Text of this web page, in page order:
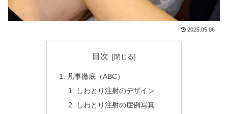
2025.05.06
目次
凡事徹底（ABC）
しわとり注射のデザイン
しわとり注射の症例写真